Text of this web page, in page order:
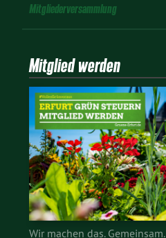
Mitgliederversammlung
Mitglied werden
Wir machen das. Gemeinsam.